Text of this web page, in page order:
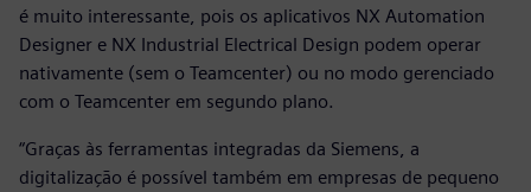
é muito interessante, pois os aplicativos NX Automation
Designer e NX Industrial Electrical Design podem operar
nativamente (sem o Teamcenter) ou no modo gerenciado
com o Teamcenter em segundo plano.
“Graças às ferramentas integradas da Siemens, a
digitalização é possível também em empresas de pequeno